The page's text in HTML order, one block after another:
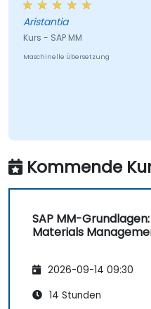
Aristantia
Kurs - SAP MM
Maschinelle Übersetzung
Kommende
SAP MM-
Materials
2026-09-14 09:30
14 Stunden